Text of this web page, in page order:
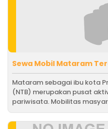
Sewa Mobil Mataram
Mataram sebagai ibu kota
(NTB) merupakan pusat
pariwisata. Mobilitas